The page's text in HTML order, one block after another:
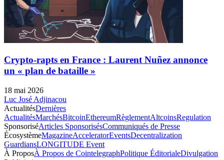
Crypto-rapts en France : Laurent Nuñez annonce
un « plan de bataille »
18 mai 2026
Luc José Adjinacou
ActualitésDernières
ActualitésMarchésBitcoinEthereumRèglementAltcoinsRegulation
SponsoriséArticles SponsorisésCommuniqués de Presse
ÉcosystèmeMagazineAcceleratorEventsDecentralization
GuardiansLONGITUDE Event
À ProposÀ Propos de CointelegraphPolitique ÉditorialeDivulgation